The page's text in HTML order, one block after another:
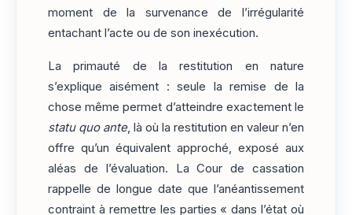
moment de la survenance de l’irrégularité
entachant l’acte ou de son inexécution.
La primauté de la restitution en nature
s’explique aisément : seule la remise de la
chose même permet d’atteindre exactement le
statu quo ante, là où la restitution en valeur n’en
offre qu’un équivalent approché, exposé aux
aléas de l’évaluation. La Cour de cassation
rappelle de longue date que l’anéantissement
contraint à remettre les parties « dans l’état où